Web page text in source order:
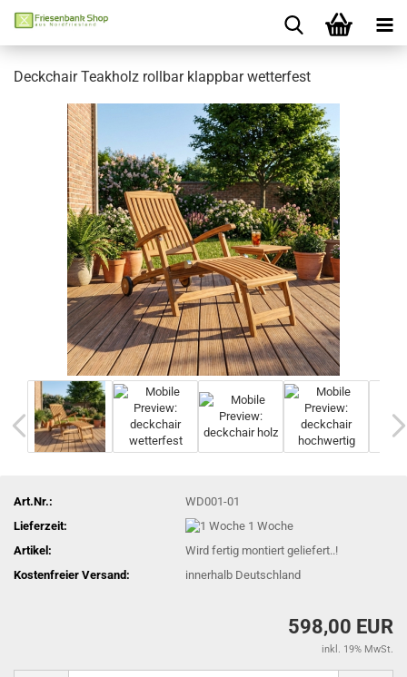
Deckchair Teakholz rollbar klappbar wetterfest
Art.Nr.:
WD001-01
Lieferzeit:
1 Woche
Artikel:
Wird fertig montiert geliefert..!
Kostenfreier Versand:
innerhalb Deutschland
598,00 EUR
inkl. 19% MwSt.